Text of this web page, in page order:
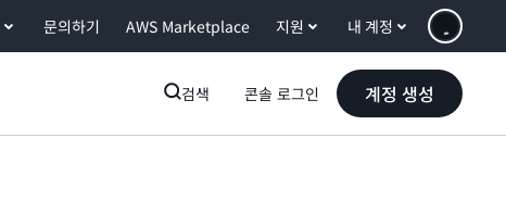
문의하기 AWS Marketplace 지원 내 계정
검색 콘솔 로그인 계정 생성